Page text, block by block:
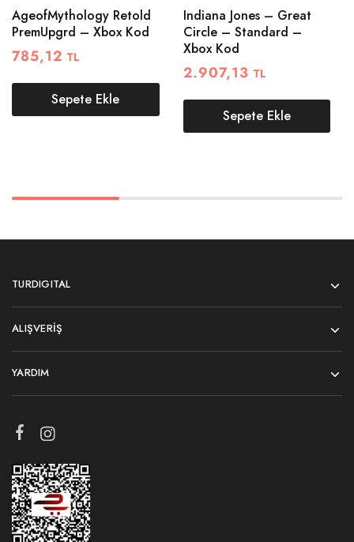
AgeofMythology Retold
PremUpgrd – Xbox Kod
785,12 TL
Sepete Ekle
Indiana Jones – Great
Circle – Standard –
Xbox Kod
2.907,13 TL
Sepete Ekle
TURDIGITAL
ALIŞVERIŞ
YARDIM